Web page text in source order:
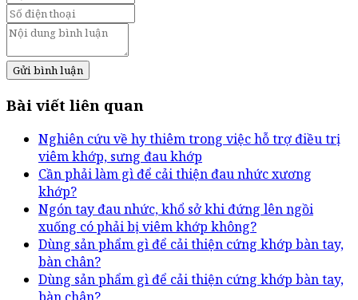
Gửi bình luận
Bài viết liên quan
Nghiên cứu về hy thiêm trong việc hỗ trợ điều trị
viêm khớp, sưng đau khớp
Cần phải làm gì để cải thiện đau nhức xương
khớp?
Ngón tay đau nhức, khổ sở khi đứng lên ngồi
xuống có phải bị viêm khớp không?
Dùng sản phẩm gì để cải thiện cứng khớp bàn tay,
bàn chân?
Dùng sản phẩm gì để cải thiện cứng khớp bàn tay,